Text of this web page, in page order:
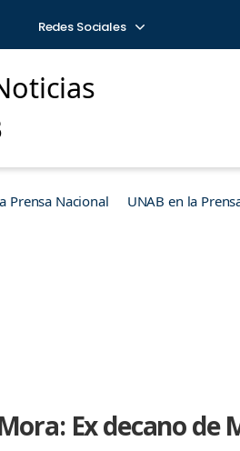
Redes Sociales
Prensa Nacional UNAB en la
Ex decano de